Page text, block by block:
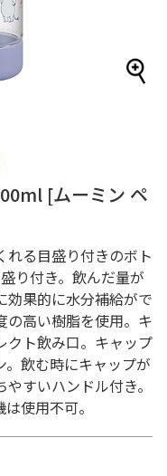
[ムーミン ペ
れる目盛り付きのボト
り付き。飲んだ量が
効果的に水分補給がで
の高い樹脂を使用。キ
クト飲み口。キャップ
飲む時にキャップが
すいハンドル付き。
使用不可。